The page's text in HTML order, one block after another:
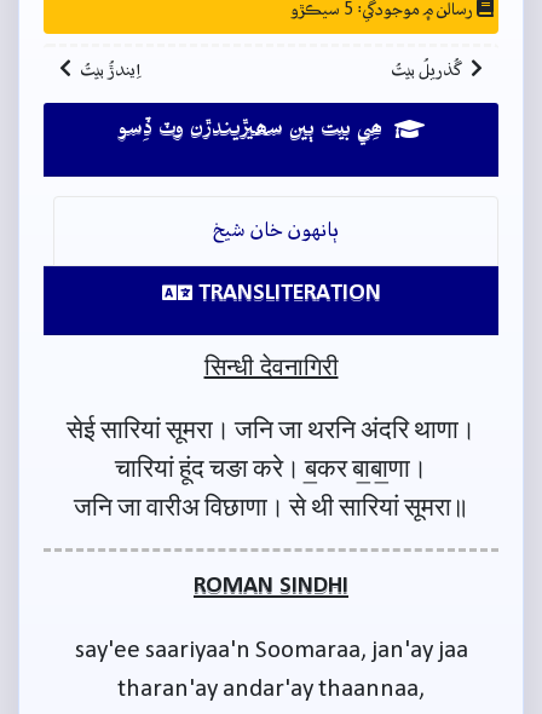
رسالن ۾ موجودگي: 5 سيڪڙو
گُذريلُ بيتُ اِيندڙُ بيتُ
ھِي بيت ٻين سھيڙيندڙن وٽ ڏِسو
ٻانهون خان شيخ
TRANSLITERATION
सिन्धी देवनागिरी
सेई सारियां सूमरा। जनि जा थरनि अंदरि थाणा।
चारियां हूंद चङा करे। ब॒कर बा॒बा॒णा।
जनि जा वारीअ विछाणा। से थी सारियां सूमरा॥
ROMAN SINDHI
say'ee saariyaa'n Soomaraa, jan'ay jaa
tharan'ay andar'ay thaannaa,